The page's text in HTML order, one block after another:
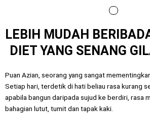
Menu
LEBIH MUDAH
DIET YANG SENANG
Puan Azian, seorang yang sangat
Setiap hari, terdetik di hati beliau rasa kurang
apabila bangun daripada sujud ke berdiri, rasa
bahagian lutut, tumit dan tapak kaki.